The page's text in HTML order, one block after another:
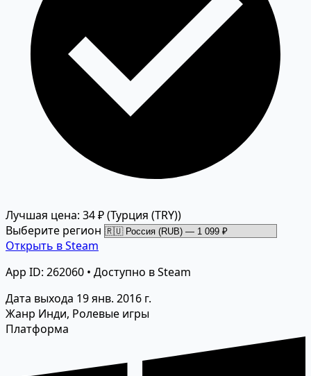
Лучшая цена: 34 ₽(Турция (TRY))
Выберите регион
Открыть в Steam
App ID: 262060 • Доступно в Steam
Дата выхода 19 янв. 2016 г.
Жанр Инди, Ролевые игры
Платформа